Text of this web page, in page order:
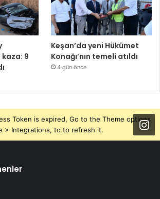
kaza: 9
Keşan’da yeni Hükümet
Konağı’nın temeli atıldı
4 gün önce
Token is expired, Go to the Theme options
> Integrations, to to refresh it.